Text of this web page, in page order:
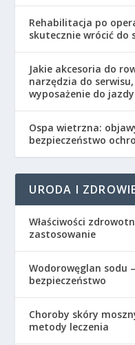
Rehabilitacja po
skutecznie wrócić do
Jakie akcesoria do
narzędzia do
wyposażenie do jazdy
Ospa wietrzna:
bezpieczeństwo
URODA I
Właściwości
zastosowanie
Wodorowęglan sodu
bezpieczeństwo
Choroby skóry
metody leczenia